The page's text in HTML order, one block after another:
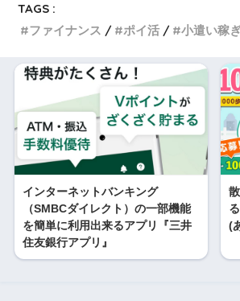
TAGS :
ファイナンス
ポイ活 小遣い稼
インターネットバンキング
（SMBCダイレクト）の一部機能
を簡単に利用出来るアプリ『三井
住友銀行アプリ』
(